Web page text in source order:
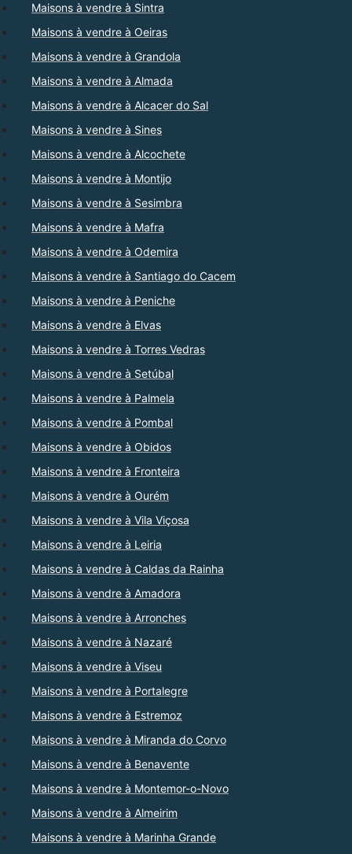
Maisons à vendre à Sintra
Maisons à vendre à Oeiras
Maisons à vendre à Grandola
Maisons à vendre à Almada
Maisons à vendre à Alcacer do Sal
Maisons à vendre à Sines
Maisons à vendre à Alcochete
Maisons à vendre à Montijo
Maisons à vendre à Sesimbra
Maisons à vendre à Mafra
Maisons à vendre à Odemira
Maisons à vendre à Santiago do Cacem
Maisons à vendre à Peniche
Maisons à vendre à Elvas
Maisons à vendre à Torres Vedras
Maisons à vendre à Setúbal
Maisons à vendre à Palmela
Maisons à vendre à Pombal
Maisons à vendre à Obidos
Maisons à vendre à Fronteira
Maisons à vendre à Ourém
Maisons à vendre à Vila Viçosa
Maisons à vendre à Leiria
Maisons à vendre à Caldas da Rainha
Maisons à vendre à Amadora
Maisons à vendre à Arronches
Maisons à vendre à Nazaré
Maisons à vendre à Viseu
Maisons à vendre à Portalegre
Maisons à vendre à Estremoz
Maisons à vendre à Miranda do Corvo
Maisons à vendre à Benavente
Maisons à vendre à Montemor-o-Novo
Maisons à vendre à Almeirim
Maisons à vendre à Marinha Grande